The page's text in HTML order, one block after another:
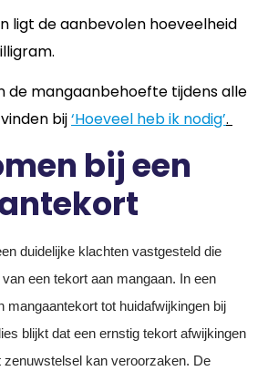
ligt de aanbevolen hoeveelheid
de mangaanbehoefte tijdens alle
bij‘Hoeveel heb ik nodig’.
bij een
duidelijke klachten vastgesteld die
een tekort aan mangaan. In een
mangaantekort tot huidafwijkingen bij
blijkt dat een ernstig tekort afwijkingen
zenuwstelsel kan veroorzaken. De